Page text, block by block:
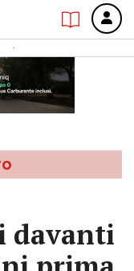
davanti